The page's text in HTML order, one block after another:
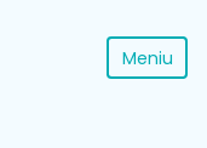
Meniu